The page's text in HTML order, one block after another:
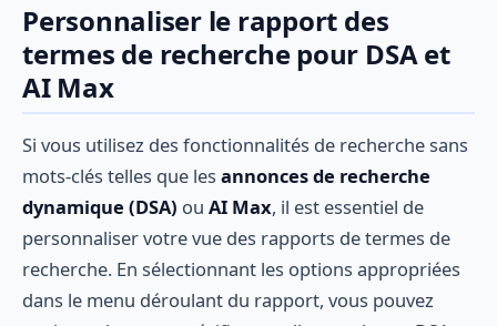
Personnaliser le rapport des
termes de recherche pour DSA et
AI Max
Si vous utilisez des fonctionnalités de recherche sans
mots-clés telles que les annonces de recherche
dynamique (DSA) ou AI Max, il est essentiel de
personnaliser votre vue des rapports de termes de
recherche. En sélectionnant les options appropriées
dans le menu déroulant du rapport, vous pouvez